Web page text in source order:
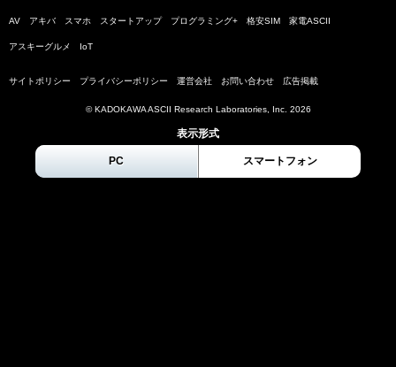
AV アキバ スマホ スタートアップ プログラミング+ 格安SIM 家電ASCII
アスキーグルメ IoT
サイトポリシー プライバシーポリシー 運営会社 お問い合わせ 広告掲載
© KADOKAWA ASCII Research Laboratories, Inc. 2026
表示形式
PC スマートフォン